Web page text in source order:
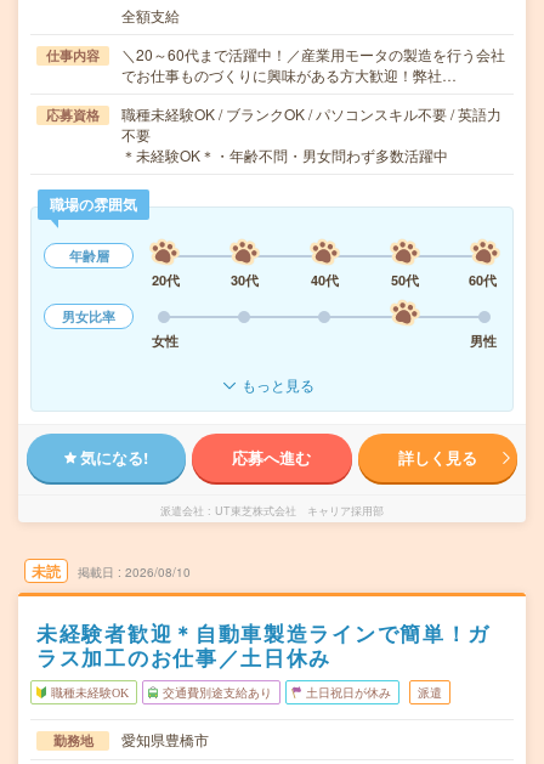
全額支給
仕事内容
＼20～60代まで活躍中！／産業用モータの製造を行う会社
でお仕事ものづくりに興味がある方大歓迎！弊社…
応募資格
職種未経験OK / ブランクOK / パソコンスキル不要 / 英語力
不要
＊未経験OK＊・年齢不問・男女問わず多数活躍中
職場の雰囲気
年齢層
20代
30代 40代 50代
60代
男女比率
女性
男性
もっと見る
気になる! 応募へ進む 詳しく見る
派遣会社 UT東芝株式会社 キャリア採用部
未読 掲載日 2026/08/10
未経験者歓迎＊自動車製造ラインで簡単！ガ
ラス加工のお仕事／土日休み
職種未経験OK 交通費別途支給あり 土日祝日が休み 派遣
勤務地 愛知県豊橋市